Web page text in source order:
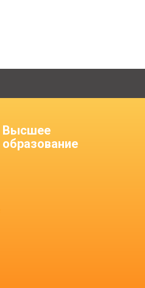
Высшее
образование